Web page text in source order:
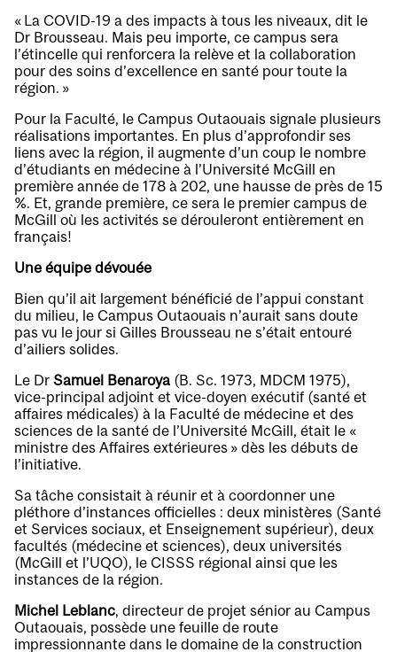
« La COVID-19 a des impacts à tous les niveaux, dit le
Dr Brousseau. Mais peu importe, ce campus sera
l’étincelle qui renforcera la relève et la collaboration
pour des soins d’excellence en santé pour toute la
région. »
Pour la Faculté, le Campus Outaouais signale plusieurs
réalisations importantes. En plus d’approfondir ses
liens avec la région, il augmente d’un coup le nombre
d’étudiants en médecine à l’Université McGill en
première année de 178 à 202, une hausse de près de 15
%. Et, grande première, ce sera le premier campus de
McGill où les activités se dérouleront entièrement en
français!
Une équipe dévouée
Bien qu’il ait largement bénéficié de l’appui constant
du milieu, le Campus Outaouais n’aurait sans doute
pas vu le jour si Gilles Brousseau ne s’était entouré
d’ailiers solides.
Le Dr Samuel Benaroya (B. Sc. 1973, MDCM 1975),
vice-principal adjoint et vice-doyen exécutif (santé et
affaires médicales) à la Faculté de médecine et des
sciences de la santé de l’Université McGill, était le «
ministre des Affaires extérieures » dès les débuts de
l’initiative.
Sa tâche consistait à réunir et à coordonner une
pléthore d’instances officielles : deux ministères (Santé
et Services sociaux, et Enseignement supérieur), deux
facultés (médecine et sciences), deux universités
(McGill et l’UQO), le CISSS régional ainsi que les
instances de la région.
Michel Leblanc, directeur de projet sénior au Campus
Outaouais, possède une feuille de route
impressionnante dans le domaine de la construction